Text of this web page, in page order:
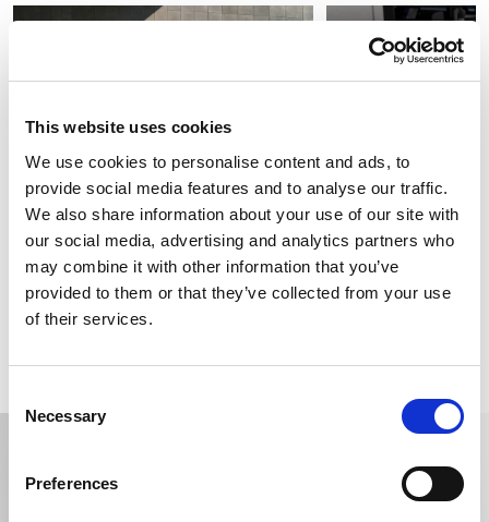
This website uses cookies
We use cookies to personalise content and ads, to
provide social media features and to analyse our traffic.
We also share information about your use of our site with
our social media, advertising and analytics partners who
may combine it with other information that you’ve
provided to them or that they’ve collected from your use
of their services.
Selection
Necessary
Preferences
Servizio pre-revisione